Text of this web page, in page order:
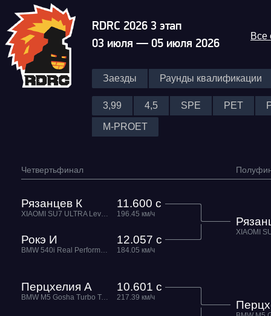
RDRC 2026 3 этап
03 июля — 05 июля 2026
Все
Заезды Раунды квалификации
3,99 4,5 SPE PET
M-PROET
Четвертьфинал
Рязанцев К
XIAOMI SU7 ULTRA Level Performance
11.600 с
196.45 км/ч
Рокэ И
BMW 540i Real Performance
12.057 с
184.05 км/ч
Перцхелия А
BMW M5 Gosha Turbo Tech
10.601 с
217.39 км/ч